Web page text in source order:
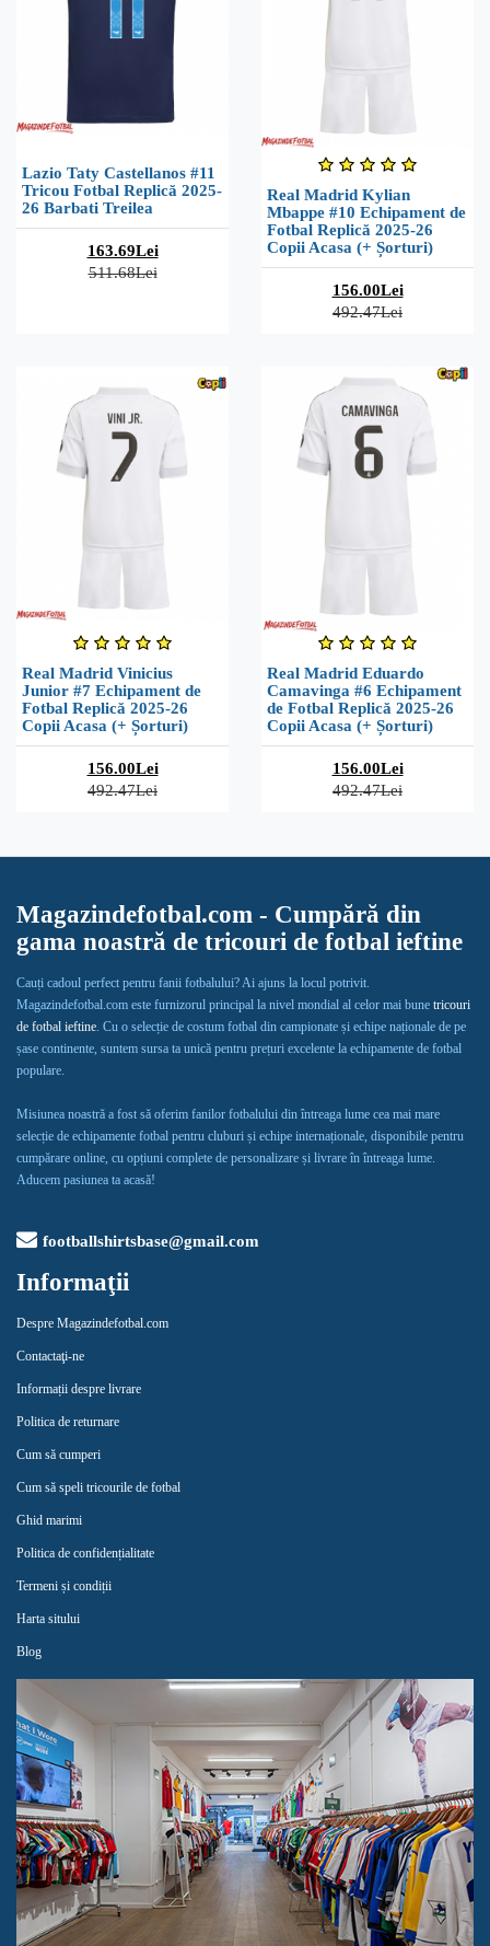
Lazio Taty Castellanos #11
Tricou Fotbal Replică 2025-
26 Barbati Treilea
163.69Lei
511.68Lei
Real Madrid Kylian
Mbappe #10 Echipament de
Fotbal Replică 2025-26
Copii Acasa (+ Șorturi)
156.00Lei
492.47Lei
Real Madrid Vinicius
Junior #7 Echipament de
Fotbal Replică 2025-26
Copii Acasa (+ Șorturi)
156.00Lei
492.47Lei
Real Madrid Eduardo
Camavinga #6 Echipament
de Fotbal Replică 2025-26
Copii Acasa (+ Șorturi)
156.00Lei
492.47Lei
Magazindefotbal.com - Cumpără din
gama noastră de tricouri de fotbal ieftine
Cauți cadoul perfect pentru fanii fotbalului? Ai ajuns la locul potrivit.
Magazindefotbal.com este furnizorul principal la nivel mondial al celor mai bune tricouri
de fotbal ieftine. Cu o selecție de costum fotbal din campionate și echipe naționale de pe
șase continente, suntem sursa ta unică pentru prețuri excelente la echipamente de fotbal
populare.
Misiunea noastră a fost să oferim fanilor fotbalului din întreaga lume cea mai mare
selecție de echipamente fotbal pentru cluburi și echipe internaționale, disponibile pentru
cumpărare online, cu opțiuni complete de personalizare și livrare în întreaga lume.
Aducem pasiunea ta acasă!
footballshirtsbase@gmail.com
Informaţii
Despre Magazindefotbal.com
Contactaţi-ne
Informații despre livrare
Politica de returnare
Cum să cumperi
Cum să speli tricourile de fotbal
Ghid marimi
Politica de confidențialitate
Termeni și condiții
Harta sitului
Blog